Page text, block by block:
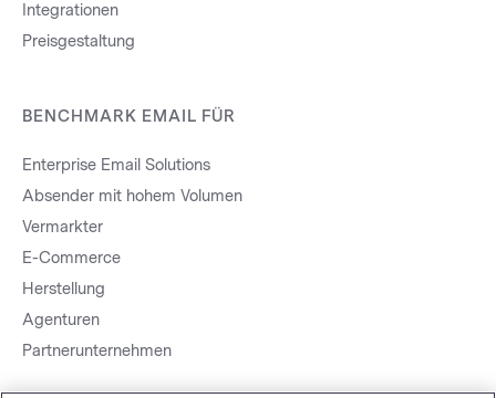
Integrationen
Preisgestaltung
BENCHMARK EMAIL FÜR
Enterprise Email Solutions
Absender mit hohem Volumen
Vermarkter
E-Commerce
Herstellung
Agenturen
Partnerunternehmen